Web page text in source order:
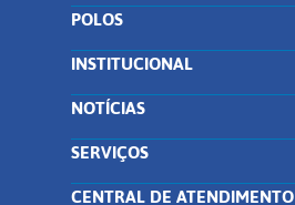
POLOS
INSTITUCIONAL
NOTÍCIAS
SERVIÇOS
CENTRAL DE ATENDIMENTO